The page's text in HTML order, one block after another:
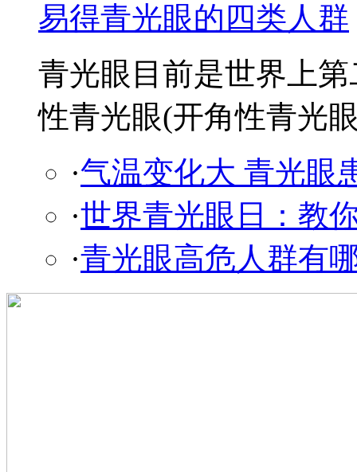
易得青光眼的四类人群
青光眼目前是世界上
性青光眼(开角性青光
·气温变化大 青光眼
·世界青光眼日：教
·青光眼高危人群有